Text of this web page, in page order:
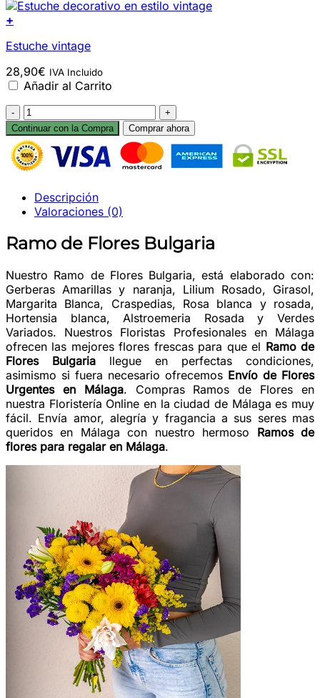
+
Estuche vintage
28,90€ IVA Incluido
Añadir al Carrito
Ramo
de
Flores
Bulgaria
cantidad
Continuar con la Compra Comprar ahora
Descripción
Valoraciones (0)
Ramo de Flores Bulgaria
Nuestro Ramo de Flores Bulgaria, está elaborado con:
Gerberas Amarillas y naranja, Lilium Rosado, Girasol,
Margarita Blanca, Craspedias, Rosa blanca y rosada,
Hortensia blanca, Alstroemeria Rosada y Verdes
Variados. Nuestros Floristas Profesionales en Málaga
ofrecen las mejores flores frescas para que el Ramo de
Flores Bulgaria llegue en perfectas condiciones,
asimismo si fuera necesario ofrecemos Envío de Flores
Urgentes en Málaga. Compras Ramos de Flores en
nuestra Floristería Online en la ciudad de Málaga es muy
fácil. Envía amor, alegría y fragancia a sus seres mas
queridos en Málaga con nuestro hermoso Ramos de
flores para regalar en Málaga.